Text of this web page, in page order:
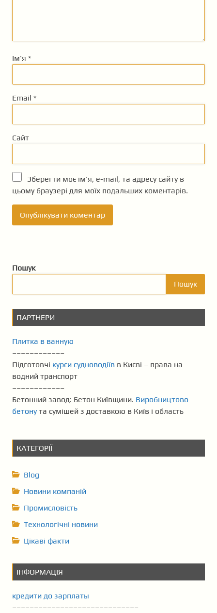
Ім'я *
Email *
Сайт
Зберегти моє ім'я, e-mail, та адресу сайту в
цьому браузері для моїх подальших коментарів.
Пошук
Пошук
ПАРТНЕРИ
Плитка в ванную
––––––––––––
Підготовчі курси судноводіїв в Києві – права на
водний транспорт
––––––––––––
Бетонний завод: Бетон Київщини. Виробництово
бетону та сумішей з доставкою в Київ і область
КАТЕГОРІЇ
Blog
Новини компаній
Промисловість
Технологічні новини
Цікаві факти
ІНФОРМАЦІЯ
кредити до зарплаты
–––––––––––––––––––––––––––––